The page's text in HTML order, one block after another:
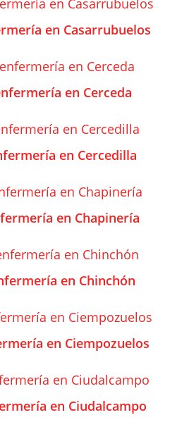
en Casarrubuelos
en Cerceda
en Cercedilla
en Chapinería
en Chinchón
en Ciempozuelos
en Ciudalcampo